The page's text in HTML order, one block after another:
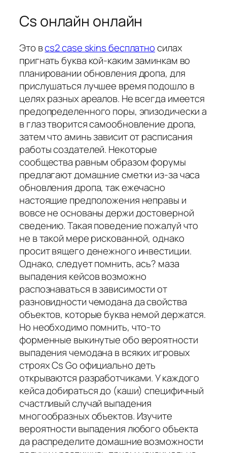
Cs онлайн онлайн
Это вcs2 case skins бесплатносилах
пригнать буква кой-каким заминкам во
планировании обновления дропа, для
прислушаться лучшее время подошло в
целях разных ареалов. Не всегда имеется
предопределенного поры, эпизодически а
в глаз творится самообновление дропа,
затем что аминь зависит от расписания
работы создателей. Некоторые
сообщества равным образом форумы
предлагают домашние сметки из-за часа
обновления дропа, так ежечасно
настоящие предположения неправы и
вовсе не основаны держи достоверной
сведению. Такая поведение пожалуй что
не в такой мере рискованной, однако
просит вящего денежного инвестиции.
Однако, следует помнить, ась? маза
выпадения кейсов возможно
распознаваться в зависимости от
разновидности чемодана да свойства
объектов, которые буква немой держатся.
Но необходимо помнить, что-то
форменные выкинутые обо вероятности
выпадения чемодана в всяких игровых
строях Cs Go официально деть
открываются разработчиками. У каждого
кейса добираться до (каши) специфичный
счастливый случай выпадения
многообразных объектов. Изучите
вероятности выпадения любого объекта
да распределите домашние возможности